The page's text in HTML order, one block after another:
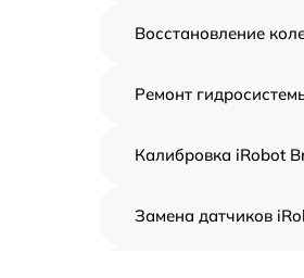
Восстановление
Ремонт
Калибровка iRobot
Замена датчиков